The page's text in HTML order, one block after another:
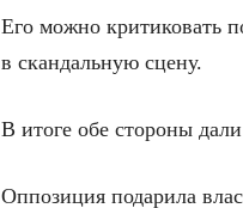
Его можно критиковать
в скандальную сцену.
В итоге обе стороны
Оппозиция подарила